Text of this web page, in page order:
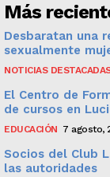
Más
Desbaratan una
sexualmente
NOTICIAS
El Centro de
de cursos en
EDUCACIÓN 7 agosto,
Socios del Club
las autoridades